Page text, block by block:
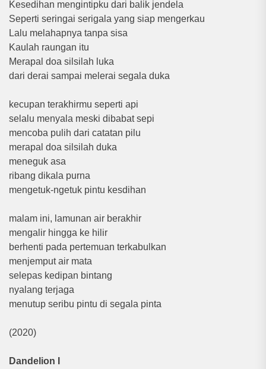
Kesedihan mengintipku dari balik jendela
Seperti seringai serigala yang siap mengerkau
Lalu melahapnya tanpa sisa
Kaulah raungan itu
Merapal doa silsilah luka
dari derai sampai melerai segala duka
kecupan terakhirmu seperti api
selalu menyala meski dibabat sepi
mencoba pulih dari catatan pilu
merapal doa silsilah duka
meneguk asa
ribang dikala purna
mengetuk-ngetuk pintu kesdihan
malam ini, lamunan air berakhir
mengalir hingga ke hilir
berhenti pada pertemuan terkabulkan
menjemput air mata
selepas kedipan bintang
nyalang terjaga
menutup seribu pintu di segala pinta
(2020)
Dandelion I